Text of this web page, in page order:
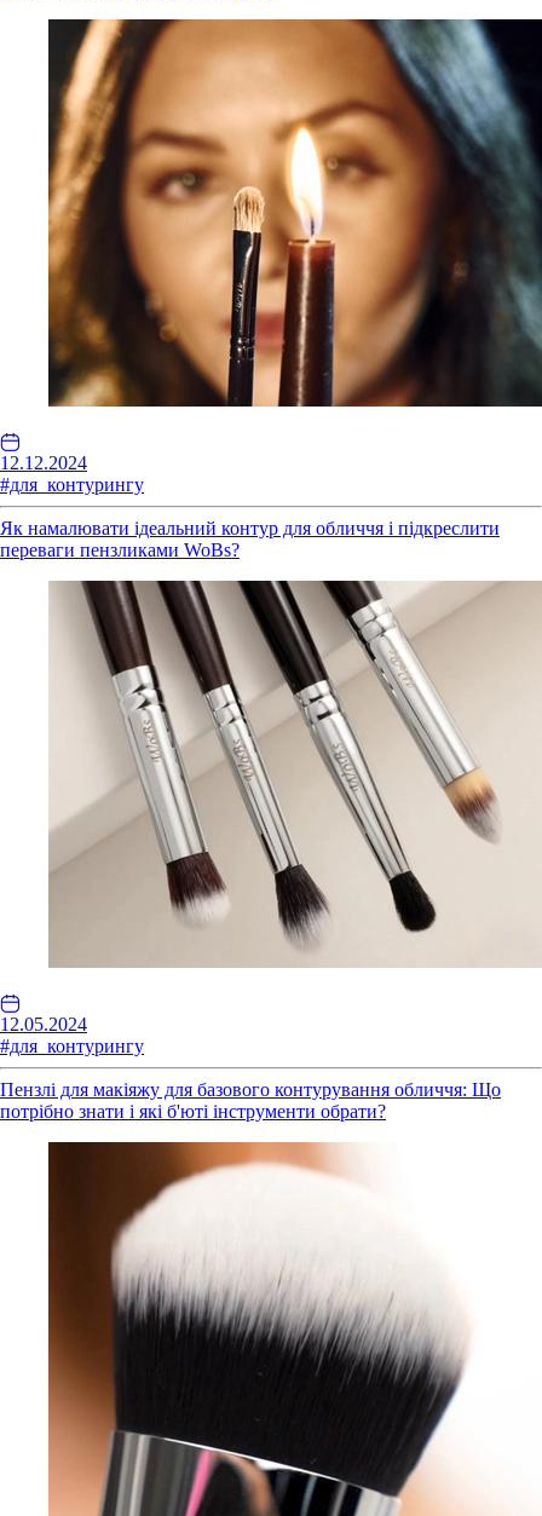
12.12.2024
#для_контурингу
Як намалювати ідеальний контур для обличчя і підкреслити
переваги пензликами WoBs?
12.05.2024
#для_контурингу
Пензлі для макіяжу для базового контурування обличчя: Що
потрібно знати і які б'юті інструменти обрати?